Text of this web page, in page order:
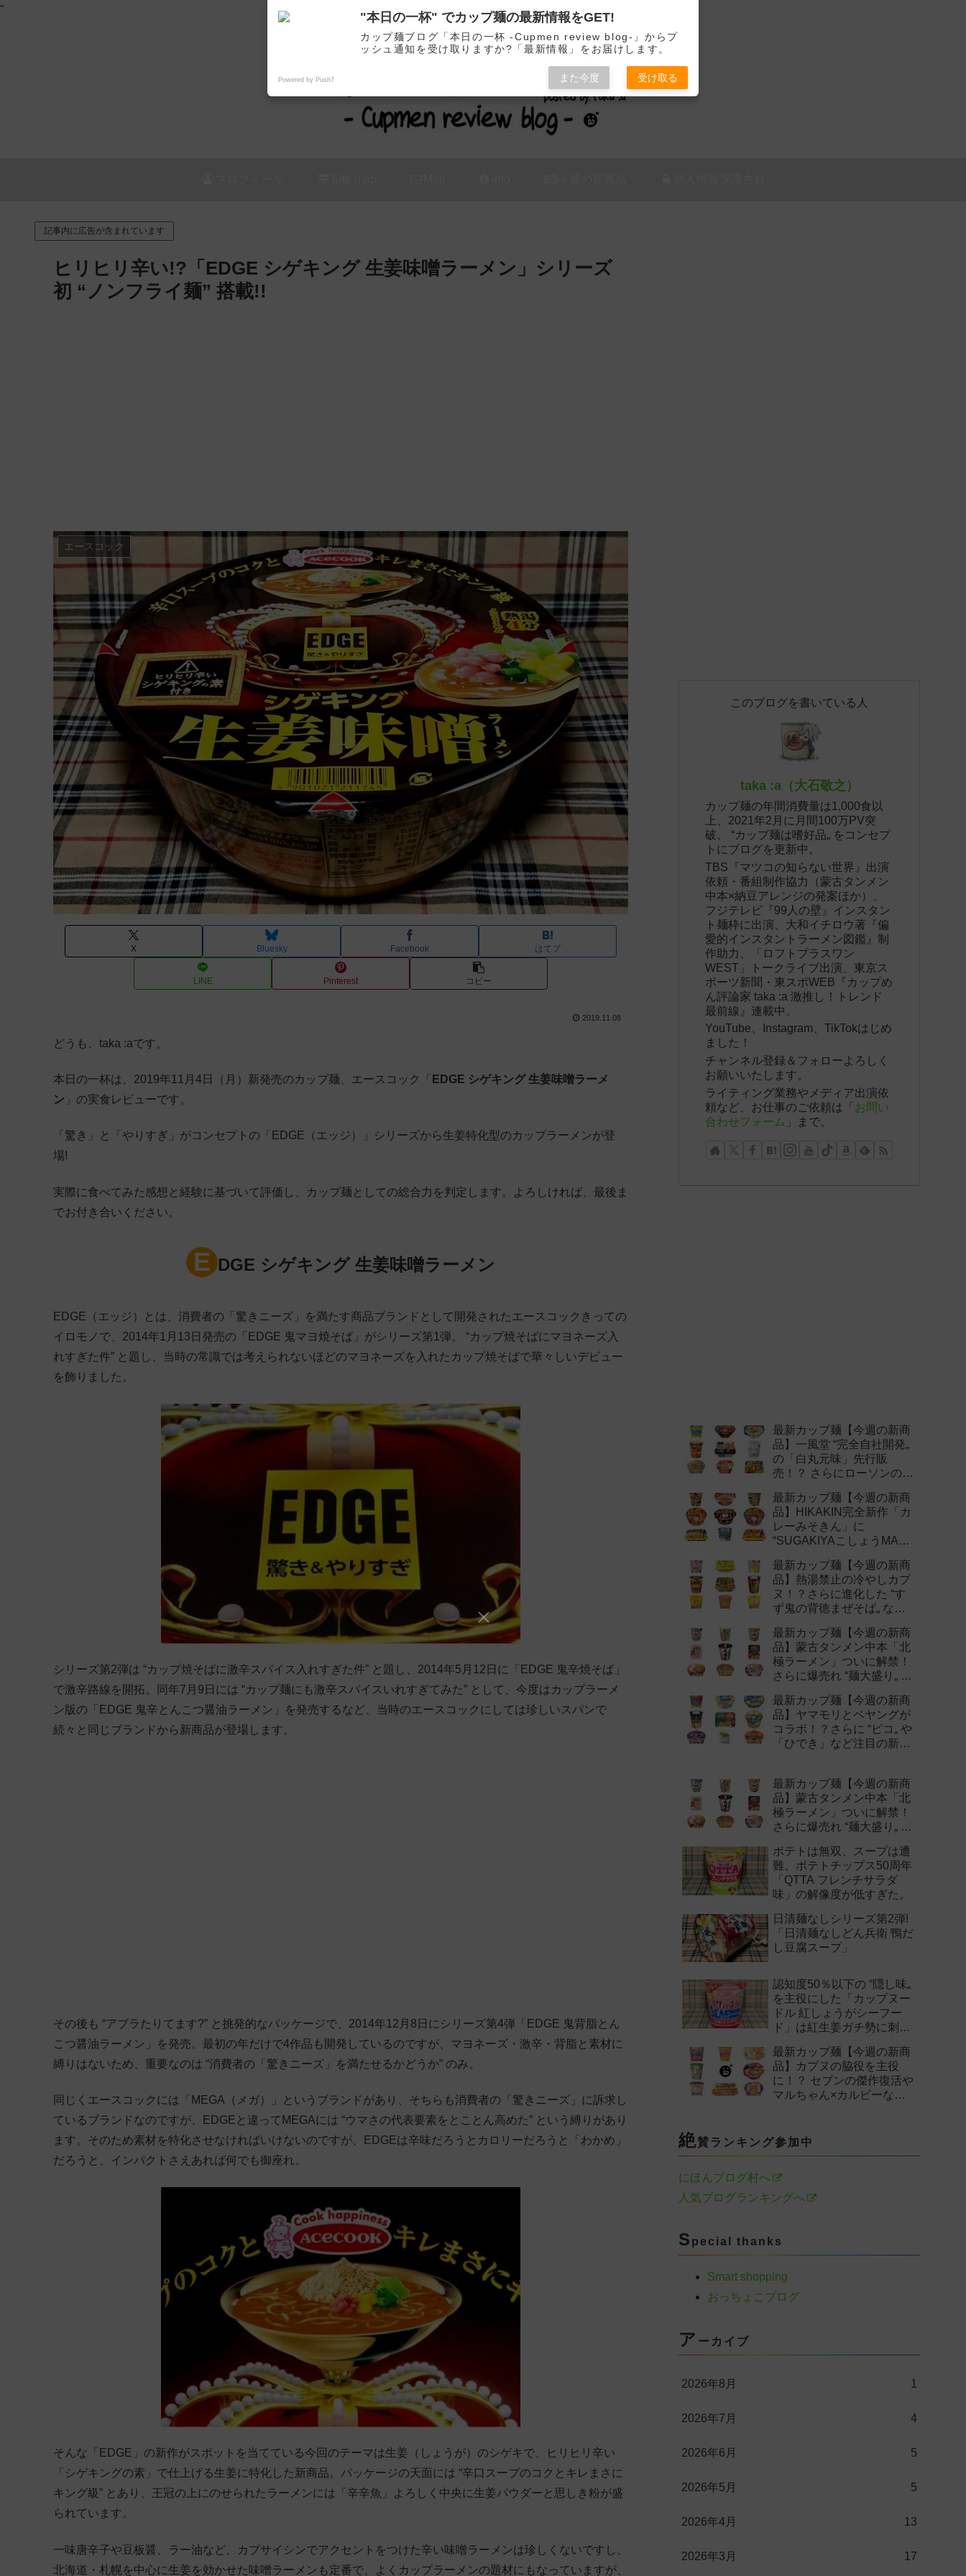
"
カップ麺の新商品をレビュー / アレンジするブログ
記事内に広告が含まれています
ヒリヒリ辛い!?「EDGE シゲキング 生姜味噌ラーメン」シリーズ
初 “ノンフライ麺” 搭載!!
エースコック
X Bluesky Facebook はてブ
LINE Pinterest コピー
2019.11.08
どうも、taka :aです。
本日の一杯は、2019年11月4日（月）新発売のカップ麺、エースコック「 EDGE シゲキング 生姜味噌ラーメ
ン 」の実食レビューです。
「驚き」と「やりすぎ」がコンセプトの「EDGE（エッジ）」シリーズから生姜特化型のカップラーメンが登
場!
実際に食べてみた感想と経験に基づいて評価し、カップ麺としての総合力を判定します。よろしければ、最後ま
でお付き合いください。
E DGE シゲキング 生姜味噌ラーメン
EDGE（エッジ）とは、消費者の「驚きニーズ」を満たす商品ブランドとして開発されたエースコックきっての
イロモノで、2014年1月13日発売の「EDGE 鬼マヨ焼そば」がシリーズ第1弾。 “カップ焼そばにマヨネーズ入
れすぎた件” と題し、当時の常識では考えられないほどのマヨネーズを入れたカップ焼そばで華々しいデビュー
を飾りました。
シリーズ第2弾は “カップ焼そばに激辛スパイス入れすぎた件” と題し、2014年5月12日に「EDGE 鬼辛焼そば」
で激辛路線を開拓。同年7月9日には “カップ麺にも激辛スパイスいれすぎてみた” として、今度はカップラーメ
ン版の「EDGE 鬼辛とんこつ醤油ラーメン」を発売するなど、当時のエースコックにしては珍しいスパンで
続々と同じブランドから新商品が登場します。
その後も “アブラたりてます?” と挑発的なパッケージで、2014年12月8日にシリーズ第4弾「EDGE 鬼背脂とん
こつ醤油ラーメン」を発売。最初の年だけで4作品も開発しているのですが、マヨネーズ・激辛・背脂と素材に
縛りはないため、重要なのは “消費者の「驚きニーズ」を満たせるかどうか” のみ。
同じくエースコックには「MEGA（メガ）」というブランドがあり、そちらも消費者の「驚きニーズ」に訴求し
ているブランドなのですが、EDGEと違ってMEGAには “ウマさの代表要素をとことん高めた” という縛りがあり
ます。そのため素材を特化させなければいけないのですが、EDGEは辛味だろうとカロリーだろうと「わかめ」
だろうと、インパクトさえあれば何でも御座れ。
そんな「EDGE」の新作がスポットを当てている今回のテーマは生姜（しょうが）のシゲキで、ヒリヒリ辛い
「シゲキングの素」で仕上げる生姜に特化した新商品。パッケージの天面には “辛口スープのコクとキレまさに
キング級” とあり、王冠の上にのせられたラーメンには「辛辛魚」よろしく中央に生姜パウダーと思しき粉が盛
られています。
一味唐辛子や豆板醤、ラー油など、カプサイシンでアクセントをつけた辛い味噌ラーメンは珍しくないですし、
北海道・札幌を中心に生姜を効かせた味噌ラーメンも定番で、よくカップラーメンの題材にもなっていますが、
このブログを書いている人
taka :a（大石敬之）
カップ麺の年間消費量は1,000食以
上、2021年2月に月間100万PV突
破。 “カップ麺は嗜好品„ をコンセプ
トにブログを更新中。
TBS『マツコの知らない世界』出演
依頼・番組制作協力（蒙古タンメン
中本×納豆アレンジの発案ほか）、
フジテレビ『99人の壁』インスタン
ト麺枠に出演、大和イチロウ著『偏
愛的インスタントラーメン図鑑』制
作助力、「ロフトプラスワン
WEST」トークライブ出演、東京ス
ポーツ新聞・東スポWEB『カップめ
ん評論家 taka :a 激推し！トレンド
最前線』連載中。
YouTube、Instagram、TikTokはじめ
ました！
チャンネル登録＆フォローよろしく
お願いいたします。
ライティング業務やメディア出演依
頼など、お仕事のご依頼は「 お問い
合わせフォーム 」まで。
最新カップ麺【今週の新商
品】一風堂 “完全自社開発„
の「白丸元味」先行販
売！？ さらにローソンの激
新作まとめ！
最新カップ麺【今週の新商
品】HIKAKIN完全新作「カ
レーみそきん」に
“SUGAKIYAこしょうMAX„
最新カップ麺【今週の新商
品】熱湯禁止の冷やしカプ
ヌ！？さらに進化した “す
ず鬼の背徳まぜそば„ など
最新カップ麺【今週の新商
品】蒙古タンメン中本「北
極ラーメン」ついに解禁！
さらに爆売れ “麺大盛り„ シ
作まとめ！
最新カップ麺【今週の新商
品】ヤマモリとペヤングが
コラボ！？さらに “ピコ„ や
「ひでき」など注目の新作
最新カップ麺【今週の新商
品】蒙古タンメン中本「北
極ラーメン」ついに解禁！
さらに爆売れ “麺大盛り„ シ
作まとめ！
ポテトは無双、スープは遭
難。ポテトチップス50周年
「QTTA フレンチサラダ
味」の解像度が低すぎた。
日清麺なしシリーズ第2弾!
「日清麺なしどん兵衛 鴨だ
し豆腐スープ」
認知度50％以下の “隠し味„
を主役にした「カップヌー
ドル 紅しょうがシーフー
ド」は紅生姜ガチ勢に刺さ
最新カップ麺【今週の新商
品】カプヌの脇役を主役
に！？ セブンの傑作復活や
マルちゃん×カルビーなど
絶賛ランキング参加中
にほんブログ村へ
人気ブログランキングへ
S pecial thanks
Smart shopping
おっちょこブログ
ア ーカイブ
2026年8月 1
2026年7月 4
2026年6月 5
2026年5月 5
2026年4月 13
2026年3月 17
"本日の一杯" でカップ麺の最新情報をGET!
カップ麺ブログ「本日の一杯 -Cupmen review blog-」からプ
ッシュ通知を受け取りますか?「最新情報」をお届けします。
Powered by Push7 また今度 受け取る